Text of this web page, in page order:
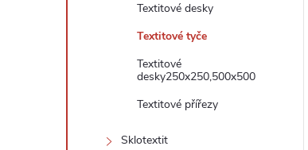
Textitové desky
Textitové tyče
Textitové
desky250x250,500x500
Textitové přířezy
Sklotextit